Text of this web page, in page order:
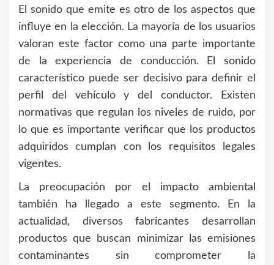
El sonido que emite es otro de los aspectos que
influye en la elección. La mayoría de los usuarios
valoran este factor como una parte importante
de la experiencia de conducción. El sonido
característico puede ser decisivo para definir el
perfil del vehículo y del conductor. Existen
normativas que regulan los niveles de ruido, por
lo que es importante verificar que los productos
adquiridos cumplan con los requisitos legales
vigentes.
La preocupación por el impacto ambiental
también ha llegado a este segmento. En la
actualidad, diversos fabricantes desarrollan
productos que buscan minimizar las emisiones
contaminantes sin comprometer la